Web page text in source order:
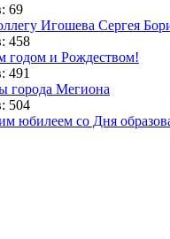
69
Игошева Сергея
458
и Рождеством!
491
города Мегиона
504
юбилеем со Дня